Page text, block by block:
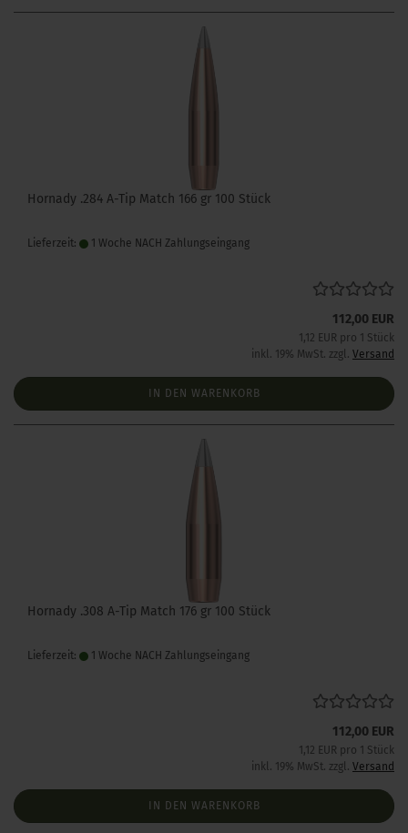
Hornady .284 A-Tip Match 166 gr 100 Stück
Lieferzeit: 1 Woche NACH Zahlungseingang
112,00 EUR
1,12 EUR pro 1 Stück
inkl. 19% MwSt. zzgl. Versand
IN DEN WARENKORB
Hornady .308 A-Tip Match 176 gr 100 Stück
Lieferzeit: 1 Woche NACH Zahlungseingang
112,00 EUR
1,12 EUR pro 1 Stück
inkl. 19% MwSt. zzgl. Versand
IN DEN WARENKORB